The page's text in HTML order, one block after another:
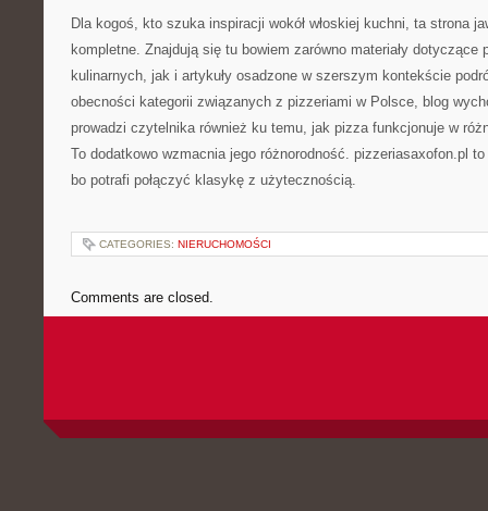
Dla kogoś, kto szuka inspiracji wokół włoskiej kuchni, ta strona
kompletne. Znajdują się tu bowiem zarówno materiały dotyczące
kulinarnych, jak i artykuły osadzone w szerszym kontekście
obecności kategorii związanych z pizzeriami w Polsce, blog
prowadzi czytelnika również ku temu, jak pizza funkcjonuje w
To dodatkowo wzmacnia jego różnorodność. pizzeriasaxofon.pl
bo potrafi połączyć klasykę z użytecznością.
CATEGORIES: NIERUCHOMOŚCI
Comments are closed.